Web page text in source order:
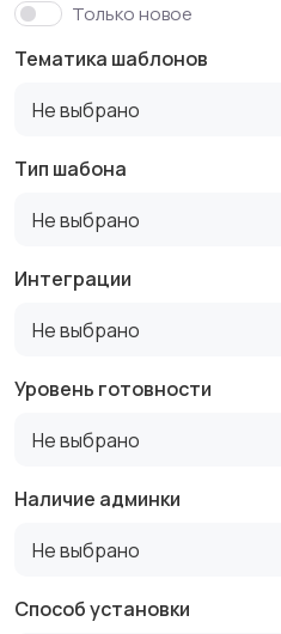
Только новое
Тематика шаблонов
Не выбрано
Тип шабона
Не выбрано
Интеграции
Не выбрано
Уровень готовности
Не выбрано
Наличие админки
Не выбрано
Способ установки